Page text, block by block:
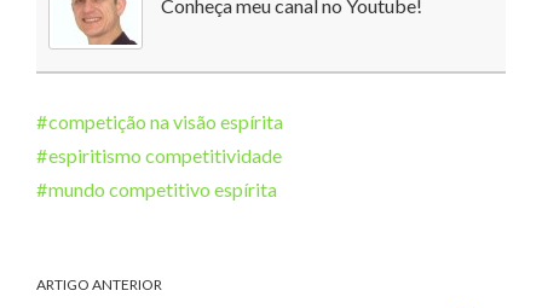
Conheça meu canal no Youtube!
competição na visão espírita
espiritismo competitividade
mundo competitivo espírita
ARTIGO ANTERIOR